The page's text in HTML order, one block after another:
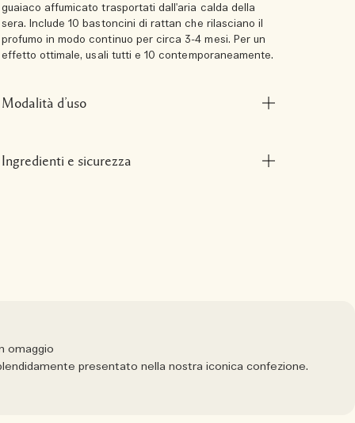
guaiaco affumicato trasportati dall'aria calda della
sera. Include 10 bastoncini di rattan che rilasciano il
profumo in modo continuo per circa 3-4 mesi. Per un
effetto ottimale, usali tutti e 10 contemporaneamente.
Modalità d’uso
Ingredienti e sicurezza
omaggio
presentato nella nostra iconica confezione.